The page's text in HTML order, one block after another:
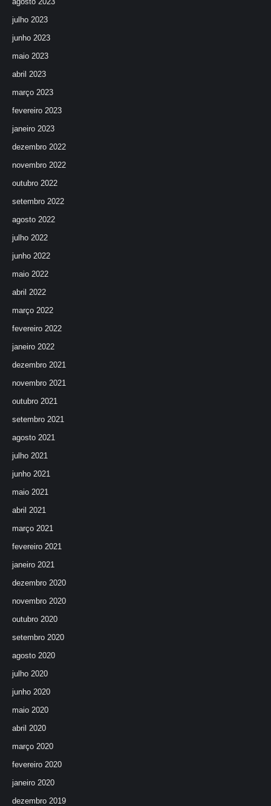
julho 2023
junho 2023
maio 2023
abril 2023
março 2023
fevereiro 2023
janeiro 2023
dezembro 2022
novembro 2022
outubro 2022
setembro 2022
agosto 2022
julho 2022
junho 2022
maio 2022
abril 2022
março 2022
fevereiro 2022
janeiro 2022
dezembro 2021
novembro 2021
outubro 2021
setembro 2021
agosto 2021
julho 2021
junho 2021
maio 2021
abril 2021
março 2021
fevereiro 2021
janeiro 2021
dezembro 2020
novembro 2020
outubro 2020
setembro 2020
agosto 2020
julho 2020
junho 2020
maio 2020
abril 2020
março 2020
fevereiro 2020
janeiro 2020
dezembro 2019